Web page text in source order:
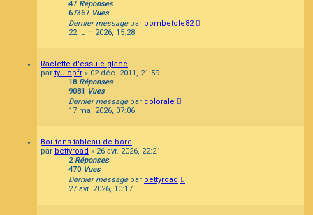
47 Réponses
67367 Vues
Dernier message par bombetole82
22 juin 2026, 15:28
Raclette d'essuie-glace
par tyuiopfr » 02 déc. 2011, 21:59
18 Réponses
9081 Vues
Dernier message par colorale
17 mai 2026, 07:06
Boutons tableau de bord
par bettyroad » 26 avr. 2026, 22:21
2Réponses
470 Vues
Dernier message par bettyroad
27 avr. 2026, 10:17